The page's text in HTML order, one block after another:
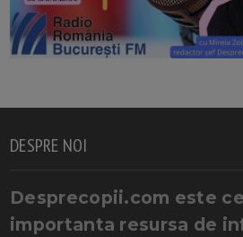
DESPRE NOI
Desprecopii.com este
importanta resursa de